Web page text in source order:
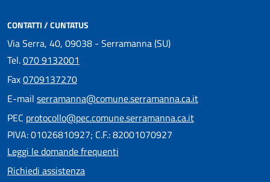
CONTATTI / CUNTATUS
Via Serra, 40, 09038 - Serramanna (SU)
Tel.070 9132001
Fax0709137270
E-mail serramanna@comune.serramanna.ca.it
PEC protocollo@pec.comune.serramanna.ca.it
PIVA: 01026810927; C.F.: 82001070927
Leggi le domande frequenti
Richiedi assistenza